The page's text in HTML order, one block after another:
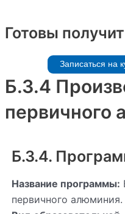
Готовы
Записаться на
Б.3.4
первичного
Б.3.4.
Название программы:
первичного алюминия.